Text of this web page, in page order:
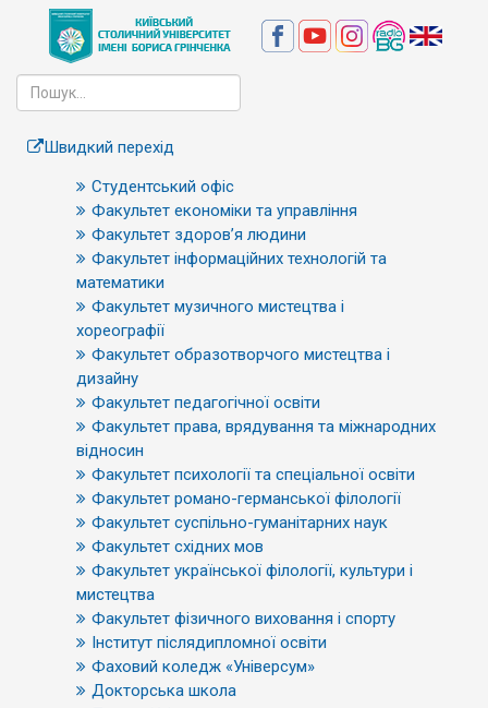
Швидкий перехід
Студентський офіс
Факультет економіки та управління
Факультет здоров’я людини
Факультет інформаційних технологій та
математики
Факультет музичного мистецтва і
хореографії
Факультет образотворчого мистецтва і
дизайну
Факультет педагогічної освіти
Факультет права, врядування та міжнародних
відносин
Факультет психології та спеціальної освіти
Факультет романо-германської філології
Факультет суспільно-гуманітарних наук
Факультет східних мов
Факультет української філології, культури і
мистецтва
Факультет фізичного виховання і спорту
Інститут післядипломної освіти
Фаховий коледж «Універсум»
Докторська школа